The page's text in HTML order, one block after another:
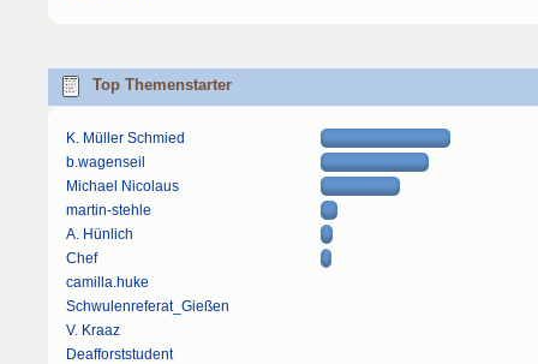
Top Themenstarter
K. Müller Schmied
b.wagenseil
Michael Nicolaus
martin-stehle
A. Hünlich
Chef
camilla.huke
Schwulenreferat_Gießen
V. Kraaz
Deafforststudent